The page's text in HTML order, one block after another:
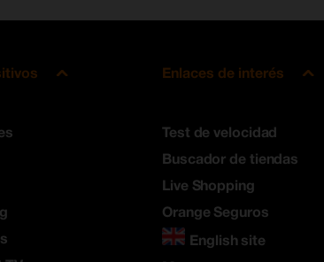
Enlaces de interés
Test de velocidad
Buscador de tiendas
Live Shopping
Orange Seguros
English site